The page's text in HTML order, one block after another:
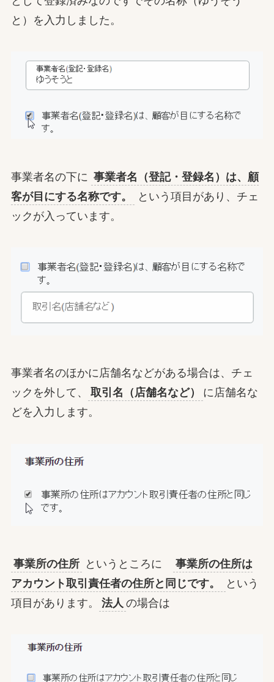
と）を入力しました。
事業者名の下に 事業者名（登記・登録名）は、顧
客が目にする名称です。
という項目があり、チェ
ックが入っています。
事業者名のほかに店舗名などがある場合は、チェ
ックを外して、
取引名（店舗名など）
に店舗名な
どを入力します。
事業所の住所 というところに
事業所の住所は
アカウント取引責任者の住所と同じです。
という
項目があります。
法人 の場合は